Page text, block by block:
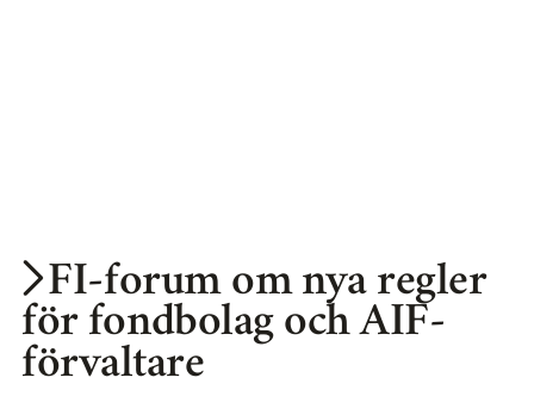
FI-forum om nya regler
för fondbolag och AIF-
förvaltare